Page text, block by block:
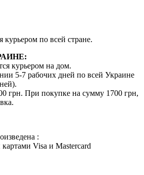
курьером по всей стране.
курьером на дом.
5-7 рабочих дней по всей Украине
грн. При покупке на сумму 1700 грн,
:
Visa и Mastercard